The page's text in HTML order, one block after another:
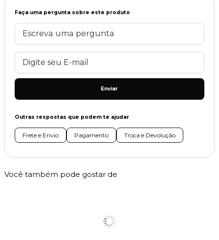
Faça uma pergunta sobre este produto
Enviar
Outras respostas que podem te ajudar
Frete e Envio Pagamento Troca e Devolução
Você também pode gostar de